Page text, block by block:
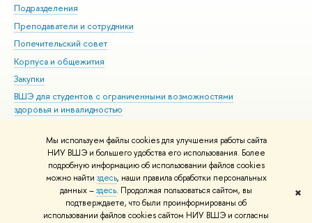
Мы используем файлы cookies для улучшения работы сайта
НИУ ВШЭ и большего удобства его использования. Более
подробную информацию об использовании файлов cookies
можно найти здесь, наши правила обработки персональных
данных –здесь. Продолжая пользоваться сайтом, вы
подтверждаете, что были проинформированы об
использовании файлов cookies сайтом НИУ ВШЭ и согласны
✖
Подразделения
Преподаватели и сотрудники
Попечительский совет
Корпуса и общежития
Закупки
ВШЭ для студентов с ограниченными возможностями
здоровья и инвалидностью
Единая платежная страница
© НИУ ВШЭ 1993–2026 Адреса и контакты Условия использования